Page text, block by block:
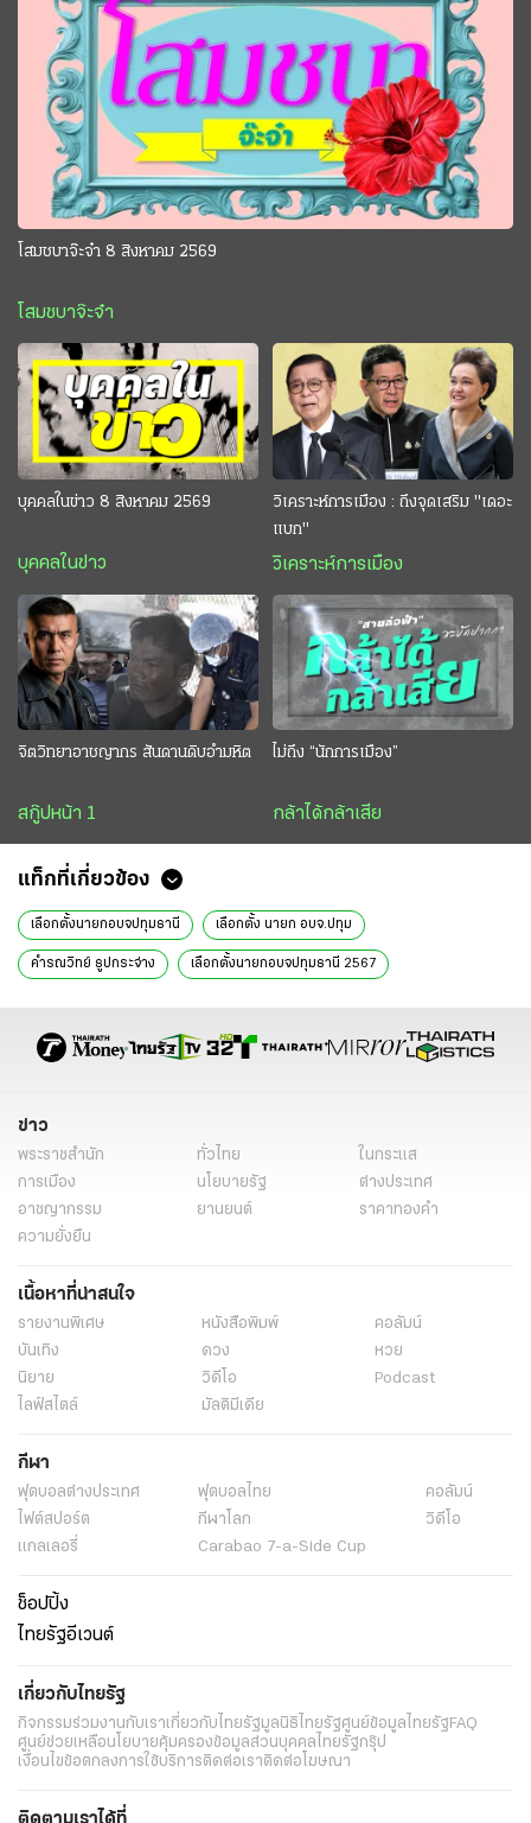
โสมชบาจ๊ะจ๋า 8 สิงหาคม 2569
โสมชบาจ๊ะจ๋า
บุคคลในข่าว 8 สิงหาคม 2569
บุคคลในข่าว
วิเคราะห์การเมือง : ถึงจุดเสริม "เดอะ
แบก"
วิเคราะห์การเมือง
จิตวิทยาอาชญากร สันดานดิบอำมหิต
สกู๊ปหน้า 1
ไม่ถึง “นักการเมือง”
กล้าได้กล้าเสีย
แท็กที่เกี่ยวข้อง
เลือกตั้งนายกอบจปทุมธานี เลือกตั้ง นายก อบจ.ปทุม
คํารณวิทย์ ธูปกระจ่าง เลือกตั้งนายกอบจปทุมธานี 2567
ทีมข่าวการเมือง ข่าววันนี้
ข่าว
พระราชสำนัก ทั่วไทย
ในกระแส
การเมือง
นโยบายรัฐ
ต่างประเทศ
อาชญากรรม
ยานยนต์
ราคาทองคำ
ความยั่งยืน
เนื้อหาที่น่าสนใจ
รายงานพิเศษ หนังสือพิมพ์
คอลัมน์
บันเทิง
ดวง
หวย
นิยาย
วิดีโอ
Podcast
ไลฟ์สไตล์
มัลติมีเดีย
กีฬา
ฟุตบอลต่่างประเทศ ฟุตบอลไทย
คอลัมน์
ไฟต์สปอร์ต
กีฬาโลก
วิดีโอ
แกลเลอรี่
Carabao 7-a-Side Cup
ช็อปปิ้ง
ไทยรัฐอีเวนต์
เกี่ยวกับไทยรัฐ
กิจกรรมร่วมงานกับเราเกี่ยวกับไทยรัฐมูลนิธิไทยรัฐศูนย์ข้อมูลไทยรัฐFAQ
ศูนย์ช่วยเหลือนโยบายคุ้มครองข้อมูลส่วนบุคคลไทยรัฐกรุ๊ป
เงื่อนไขข้อตกลงการใช้บริการติดต่อเราติดต่อโฆษณา